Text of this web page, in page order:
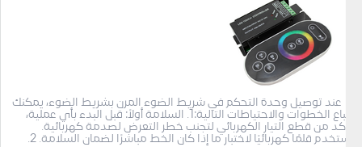
عند توصيل وحدة التحكم في شريط الضوء المرن بشريط الضوء، يمكنك
اتباع الخطوات والاحتياطات التالية:1. السلامة أولاً: قبل البدء بأي عملية،
تأكد من قطع التيار الكهربائي لتجنب خطر التعرض لصدمة كهربائية.
استخدم قلمًا كهربائيًا لاختبار ما إذا كان الخط مباشرًا لضمان السلامة. 2.